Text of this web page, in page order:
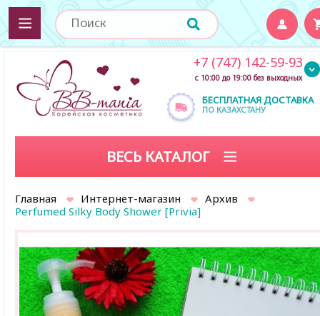
БЕСПЛАТНАЯ ДОСТАВКА
ПО КАЗАХСТАНУ
+7 (747) 142-59-93
с 10:00 до 19:00 без выходных
ВЕСЬ КАТАЛОГ
Главная Интернет-магазин
Архив
Perfumed Silky Body Shower [Privia]